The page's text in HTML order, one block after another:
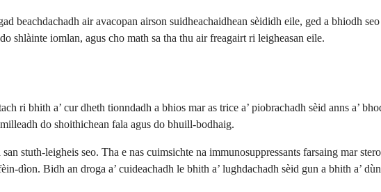
beachdachadh air avacopan airson suidheachaidhean sèididh eile, ged a bhiodh
shlàinte iomlan, agus cho math sa tha thu air freagairt ri leigheasan eile.
ri bhith a’ cur dheth tionndadh a bhios mar as trice a’ piobrachadh sèid anns a’
do shoithichean fala agus do bhuill-bodhaig.
stuth-leigheis seo. Tha e nas cuimsichte na immunosuppressants farsaing mar
dìon. Bidh an droga a’ cuideachadh le bhith a’ lughdachadh sèid gun a bhith a’